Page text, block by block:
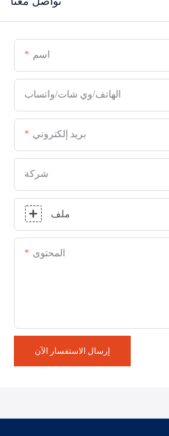
تواصل معنا
اسم
الهاتف/وي شات/واتساب
بريد إلكتروني
شركة
ملف
المحتوى
إرسال الاستفسار الآن